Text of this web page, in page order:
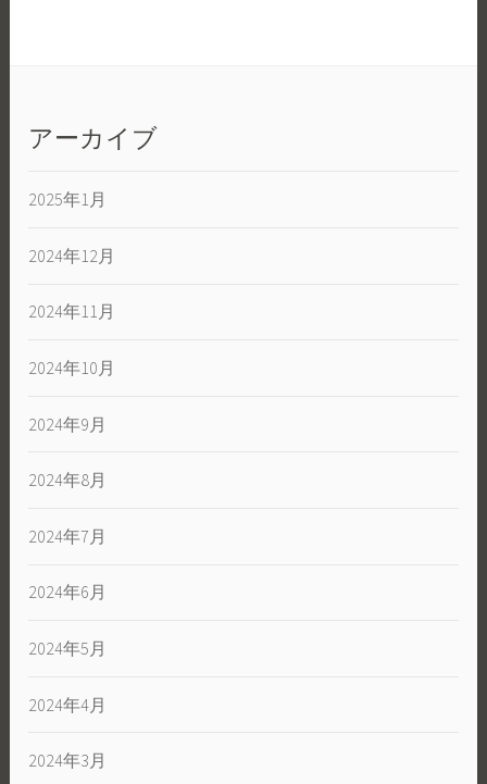
アーカイブ
2025年1月
2024年12月
2024年11月
2024年10月
2024年9月
2024年8月
2024年7月
2024年6月
2024年5月
2024年4月
2024年3月